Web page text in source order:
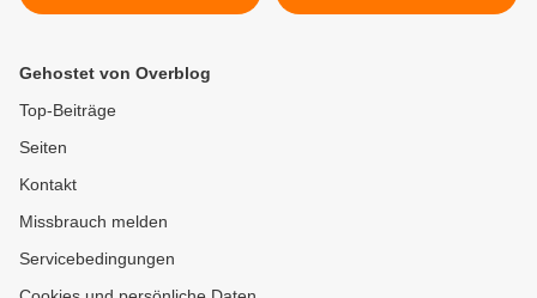
Mai - Kartenvorverkauf am
Bewerbungsfrist 30. April
Gehostet von Overblog
Top-Beiträge
Seiten
Kontakt
Missbrauch melden
Servicebedingungen